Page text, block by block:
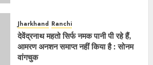
Jharkhand Ranchi
देवेंद्रनाथ महतो सिर्फ नमक पानी पी रहे हैं,
आमरण अनशन समाप्त नहीं किया है : सोनम
वांगचुक